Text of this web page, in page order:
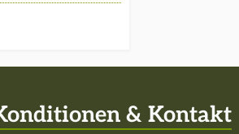
& Kontakt